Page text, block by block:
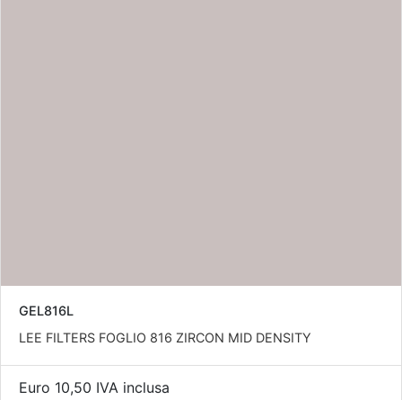
GEL816L
LEE FILTERS FOGLIO 816 ZIRCON MID DENSITY
Euro 10,50 IVA inclusa